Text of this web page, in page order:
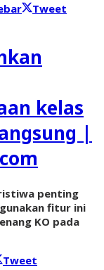
Tweet
kelas
|
penting
fitur ini
KO pada
Tweet